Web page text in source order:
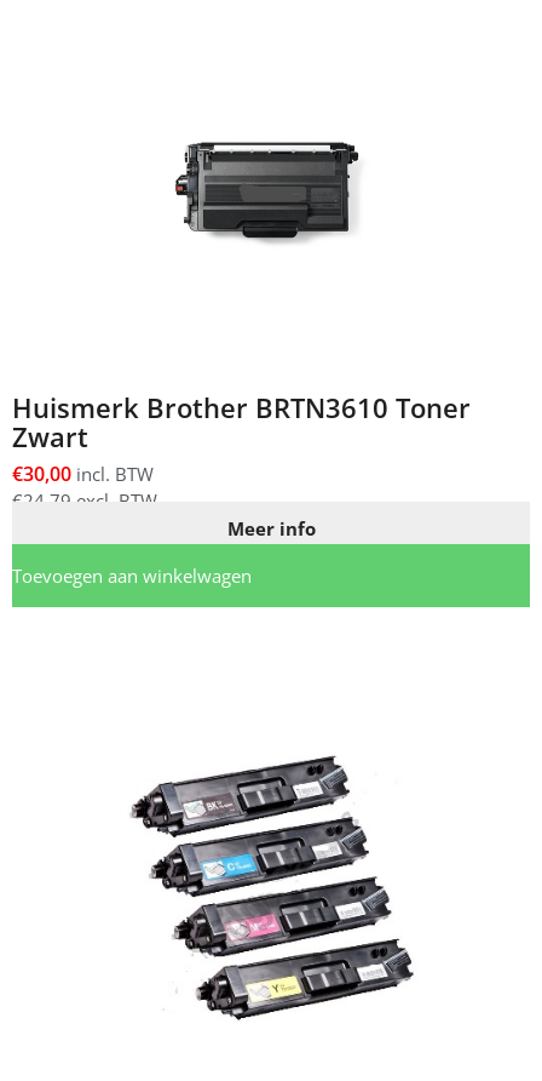
Huismerk Brother BRTN3610 Toner
Zwart
€30,00 incl. BTW
€24,79 excl. BTW
Meer info
Toevoegen aan winkelwagen